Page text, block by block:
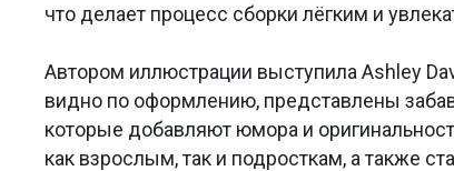
что делает процесс сборки лёгким и
Автором иллюстрации выступила Ashley
видно по оформлению, представлены
которые добавляют юмора и
как взрослым, так и подросткам, а также